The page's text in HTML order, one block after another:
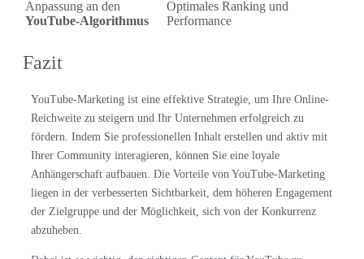
Anpassung an den
YouTube-Algorithmus
Optimales Ranking und
Performance
Fazit
YouTube-Marketing ist eine effektive Strategie, um Ihre Online-
Reichweite zu steigern und Ihr Unternehmen erfolgreich zu
fördern. Indem Sie professionellen Inhalt erstellen und aktiv mit
Ihrer Community interagieren, können Sie eine loyale
Anhängerschaft aufbauen. Die Vorteile von YouTube-Marketing
liegen in der verbesserten Sichtbarkeit, dem höheren Engagement
der Zielgruppe und der Möglichkeit, sich von der Konkurrenz
abzuheben.